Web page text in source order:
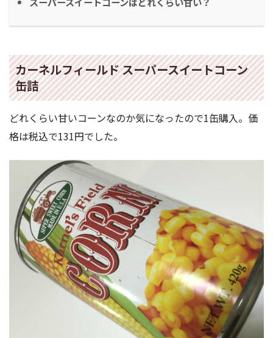
カーネルフィールド スーパースイートコーン
缶詰
どれくらい甘いコーンなのか気になったので1缶購入。価
格は税込で131円でした。